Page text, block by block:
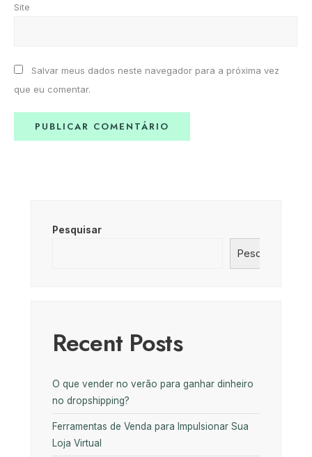
Site
Salvar meus dados neste navegador para a próxima vez
que eu comentar.
Pesquisar
Pesquisar
Recent Posts
O que vender no verão para ganhar dinheiro
no dropshipping?
Ferramentas de Venda para Impulsionar Sua
Loja Virtual